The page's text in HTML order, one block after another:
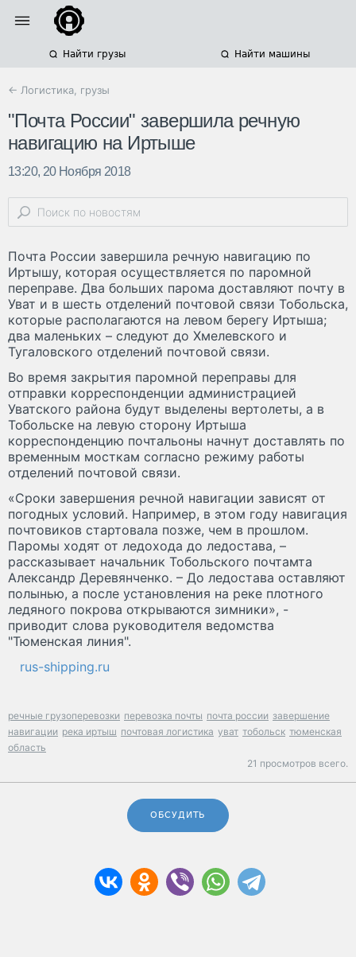
Найти грузы Найти машины
← Логистика, грузы
"Почта России" завершила речную
навигацию на Иртыше
13:20, 20 Ноября 2018
Почта России завершила речную навигацию по
Иртышу, которая осуществляется по паромной
переправе. Два больших парома доставляют почту в
Уват и в шесть отделений почтовой связи Тобольска,
которые располагаются на левом берегу Иртыша;
два маленьких – следуют до Хмелевского и
Тугаловского отделений почтовой связи.
Во время закрытия паромной переправы для
отправки корреспонденции администрацией
Уватского района будут выделены вертолеты, а в
Тобольске на левую сторону Иртыша
корреспонденцию почтальоны начнут доставлять по
временным мосткам согласно режиму работы
отделений почтовой связи.
«Сроки завершения речной навигации зависят от
погодных условий. Например, в этом году навигация
почтовиков стартовала позже, чем в прошлом.
Паромы ходят от ледохода до ледостава, –
рассказывает начальник Тобольского почтамта
Александр Деревянченко. – До ледостава оставляют
полынью, а после установления на реке плотного
ледяного покрова открываются зимники», -
приводит слова руководителя ведомства
"Тюменская линия".
rus-shipping.ru
речные грузоперевозки перевозка почты почта россии завершение
навигации река иртыш почтовая логистика уват тобольск тюменская
область
21 просмотров всего.
ОБСУДИТЬ